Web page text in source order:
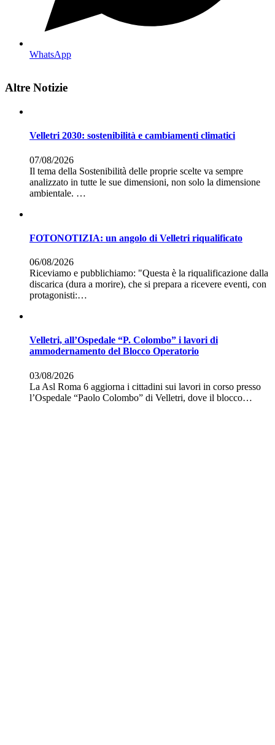
Altre Notizie
Velletri 2030: sostenibilità e cambiamenti climatici
07/08/2026
Il tema della Sostenibilità delle proprie scelte va sempre
analizzato in tutte le sue dimensioni, non solo la dimensione
ambientale. …
FOTONOTIZIA: un angolo di Velletri riqualificato
06/08/2026
Riceviamo e pubblichiamo: "Questa è la riqualificazione dalla
discarica (dura a morire), che si prepara a ricevere eventi, con
protagonisti:…
Velletri, all’Ospedale “P. Colombo” i lavori di
ammodernamento del Blocco Operatorio
03/08/2026
La Asl Roma 6 aggiorna i cittadini sui lavori in corso presso
l’Ospedale “Paolo Colombo” di Velletri, dove il blocco…
WhatsApp